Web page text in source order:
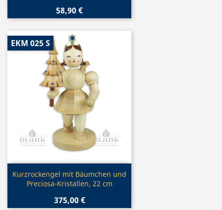
58,90 €
Vorschau
Kurzrockengel mit Bäumchen und
Preciosa-Kristallen, 22 cm
375,00 €
EKM 025 S